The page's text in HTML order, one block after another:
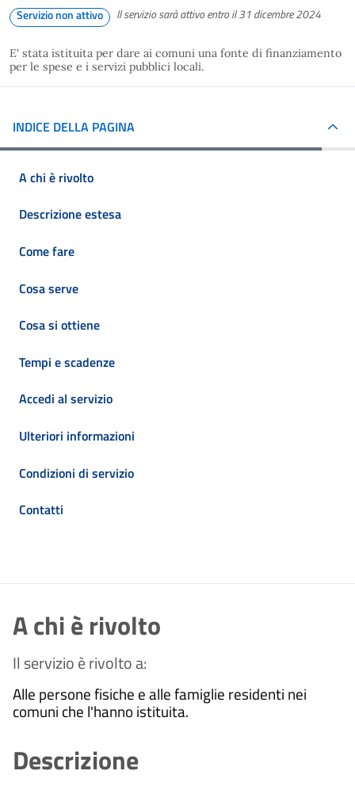
Servizio non attivo Il servizio sarà attivo entro il 31 dicembre 2024
E' stata istituita per dare ai comuni una fonte di finanziamento
per le spese e i servizi pubblici locali.
INDICE DELLA PAGINA
A chi è rivolto
Descrizione estesa
Come fare
Cosa serve
Cosa si ottiene
Tempi e scadenze
Accedi al servizio
Ulteriori informazioni
Condizioni di servizio
Contatti
A chi è rivolto
Il servizio è rivolto a:
Alle persone fisiche e alle famiglie residenti nei
comuni che l'hanno istituita.
Descrizione